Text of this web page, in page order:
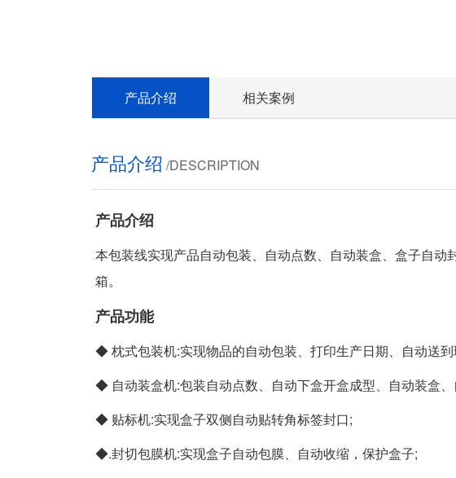
产品介绍 相关案例
产品介绍 /DESCRIPTION
产品介绍
本包装线实现产品自动包装、自动点数、自动装盒、盒子自
箱。
产品功能
◆ 枕式包装机:实现物品的自动包装、打印生产日期、自动送
◆ 自动装盒机:包装自动点数、自动下盒开盒成型、自动装盒
◆ 贴标机:实现盒子双侧自动贴转角标签封口;
◆.封切包膜机:实现盒子自动包膜、自动收缩，保护盒子;